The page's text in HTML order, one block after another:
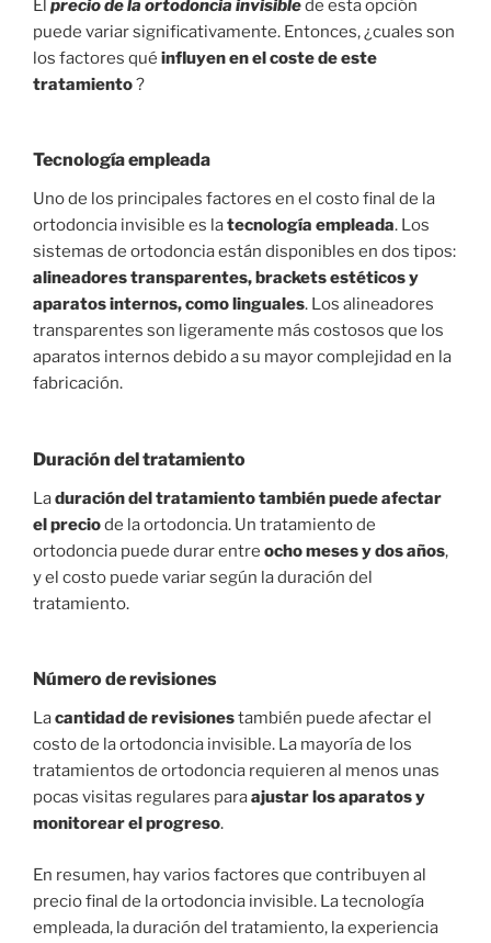
El precio de la ortodoncia invisiblede esta opción
puede variar significativamente. Entonces, ¿cuales son
los factores qué influyen en el coste de este
tratamiento?
Tecnología empleada
Uno de los principales factores en el costo final de la
ortodoncia invisible es latecnología empleada. Los
sistemas de ortodoncia están disponibles en dos tipos:
alineadores transparentes, brackets estéticos y
aparatos internos, como linguales. Los alineadores
transparentes son ligeramente más costosos que los
aparatos internos debido a su mayor complejidad en la
fabricación.
Duración del tratamiento
Laduración del tratamiento también puede afectar
el preciode la ortodoncia. Un tratamiento de
ortodoncia puede durar entre ocho meses y dos años,
y el costo puede variar según la duración del
tratamiento.
Número de revisiones
Lacantidad de revisionestambién puede afectar el
costo de la ortodoncia invisible. La mayoría de los
tratamientos de ortodoncia requieren al menos unas
pocas visitas regulares paraajustar los aparatos y
monitorear el progreso.
En resumen, hay varios factores que contribuyen al
precio final de la ortodoncia invisible. La tecnología
empleada, la duración del tratamiento, la experiencia